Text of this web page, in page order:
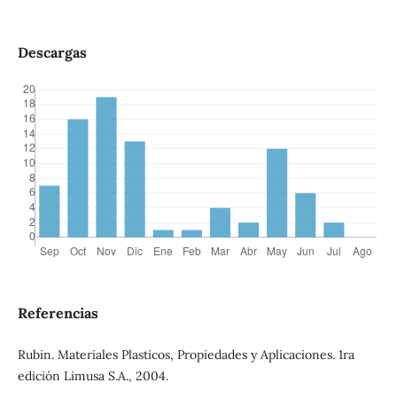
Descargas
Referencias
Rubin. Materiales Plasticos, Propiedades y Aplicaciones. 1ra
edición Limusa S.A., 2004.